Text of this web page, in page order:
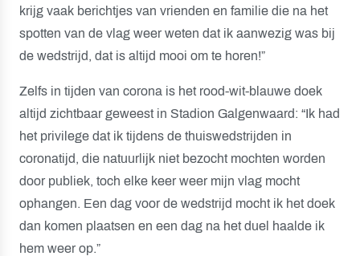
krijg vaak berichtjes van vrienden en familie die na het
spotten van de vlag weer weten dat ik aanwezig was bij
de wedstrijd, dat is altijd mooi om te horen!”
Zelfs in tijden van corona is het rood-wit-blauwe doek
altijd zichtbaar geweest in Stadion Galgenwaard: “Ik had
het privilege dat ik tijdens de thuiswedstrijden in
coronatijd, die natuurlijk niet bezocht mochten worden
door publiek, toch elke keer weer mijn vlag mocht
ophangen. Een dag voor de wedstrijd mocht ik het doek
dan komen plaatsen en een dag na het duel haalde ik
hem weer op.”